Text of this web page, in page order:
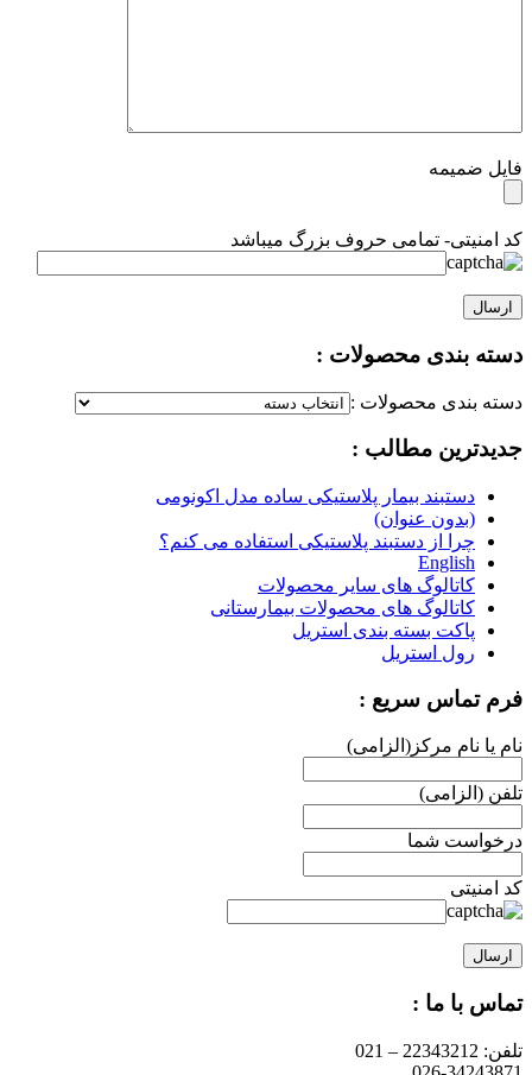
فایل ضمیمه
کد امنیتی- تمامی حروف بزرگ میباشد
دسته بندی محصولات :
دسته بندی محصولات :
جدیدترین مطالب :
دستبند بیمار پلاستیکی ساده مدل اکونومی
(بدون عنوان)
چرا از دستبند پلاستیکی استفاده می کنم؟
English
کاتالوگ های سایر محصولات
کاتالوگ های محصولات بیمارستانی
پاکت بسته بندی استریل
رول استریل
فرم تماس سریع :
نام یا نام مرکز(الزامی)
تلفن (الزامی)
درخواست شما
کد امنیتی
تماس با ما :
تلفن: 22343212 – 021